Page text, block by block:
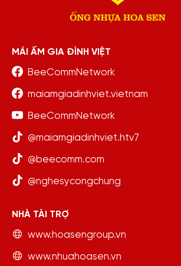
MÁI ẤM GIA ĐÌNH VIỆT
BeeCommNetwork
maiamgiadinhviet.vietnam
BeeCommNetwork
@maiamgiadinhviet.htv7
@beecomm.com
@nghesycongchung
NHÀ TÀI TRỢ
www.hoasengroup.vn
www.nhuahoasen.vn